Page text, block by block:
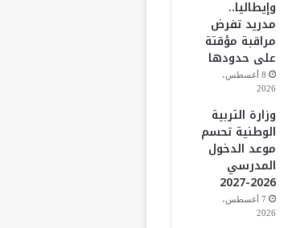
وإيطاليا..
مدريد تفرض
مراقبة مؤقتة
على حدودها
8 أغسطس،
2026
وزارة التربية
الوطنية تحسم
موعد الدخول
المدرسي
2026-2027
7 أغسطس،
2026